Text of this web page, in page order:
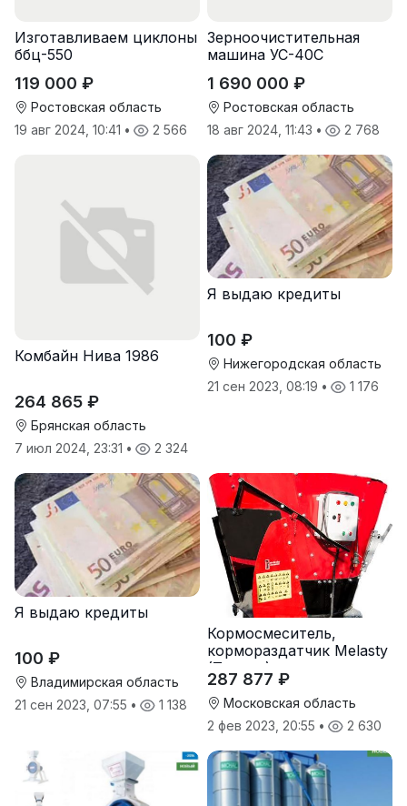
Изготавливаем циклоны
ббц-550
119 000 ₽
Ростовская область
19 авг 2024, 10:41 • 2 566
Зерноочистительная
машина УС-40С
1 690 000 ₽
Ростовская область
18 авг 2024, 11:43 • 2 768
Комбайн Нива 1986
264 865 ₽
Брянская область
7 июл 2024, 23:31 • 2 324
Я выдаю кредиты
100 ₽
Нижегородская область
21 сен 2023, 08:19 • 1 176
Я выдаю кредиты
100 ₽
Владимирская область
21 сен 2023, 07:55 • 1 138
Кормосмеситель,
кормораздатчик Melasty
(Турция)
287 877 ₽
Московская область
2 фев 2023, 20:55 • 2 630